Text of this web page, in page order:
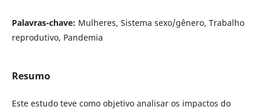
Palavras-chave: Mulheres, Sistema sexo/gênero, Trabalho
reprodutivo, Pandemia
Resumo
Este estudo teve como objetivo analisar os impactos do